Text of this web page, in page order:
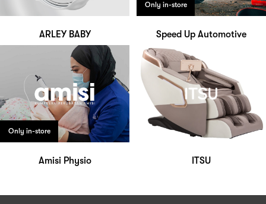
ARLEY BABY
Only in-store
Speed Up Automotive
Only in-store
Amisi Physio ITSU